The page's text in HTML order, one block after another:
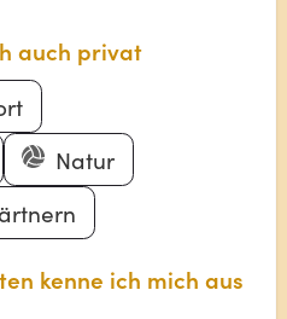
auch privat
Natur
kenne ich mich aus